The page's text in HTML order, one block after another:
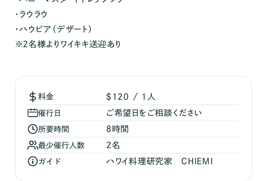
・ラウラウ
・ハウピア（デザート）
※2名様よりワイキキ送迎あり
料金 $120 / 1人
催行日 ご希望日をご相談ください
所要時間 8時間
最少催行人数 2名
ガイド ハワイ料理研究家 CHIEMI